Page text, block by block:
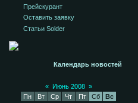
Прейскурант
Оставить заявку
Статьи Solder
Календарь новостей
« Июнь 2008 »
Пн
Вт Ср Чт Пт Сб
Вс